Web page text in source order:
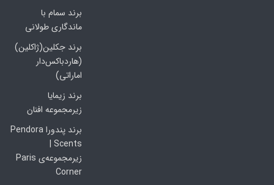
برند سمام با
ماندگاری طولانی
برند جکلین(ژاکلین)
(هاردباکس‌دار
اماراتی)
برند زیمایا
زیرمجموعه افنان
برند پندورا Pendora
Scents |
زیرمجموعه‌ی Paris
Corner